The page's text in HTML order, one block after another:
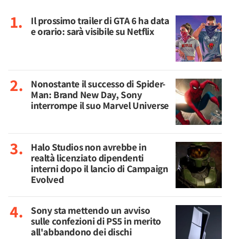
Il prossimo trailer di GTA 6 ha data
e orario: sarà visibile su Netflix
Nonostante il successo di Spider-
Man: Brand New Day, Sony
interrompe il suo Marvel Universe
Halo Studios non avrebbe in
realtà licenziato dipendenti
interni dopo il lancio di Campaign
Evolved
Sony sta mettendo un avviso
sulle confezioni di PS5 in merito
all'abbandono dei dischi